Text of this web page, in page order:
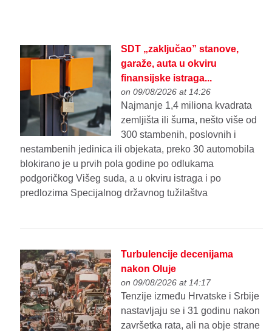
SDT „zaključao” stanove,
garaže, auta u okviru
finansijske istraga...
on 09/08/2026 at 14:26
Najmanje 1,4 miliona kvadrata
zemljišta ili šuma, nešto više od
300 stambenih, poslovnih i
nestambenih jedinica ili objekata, preko 30 automobila
blokirano je u prvih pola godine po odlukama
podgoričkog Višeg suda, a u okviru istraga i po
predlozima Specijalnog državnog tužilaštva
Turbulencije decenijama
nakon Oluje
on 09/08/2026 at 14:17
Tenzije između Hrvatske i Srbije
nastavljaju se i 31 godinu nakon
završetka rata, ali na obje strane